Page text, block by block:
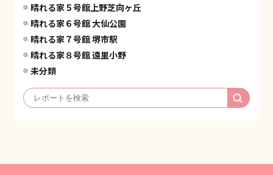
晴れる家５号館上野芝向ヶ丘
晴れる家６号館 大仙公園
晴れる家７号館 堺市駅
晴れる家８号館 遠里小野
未分類